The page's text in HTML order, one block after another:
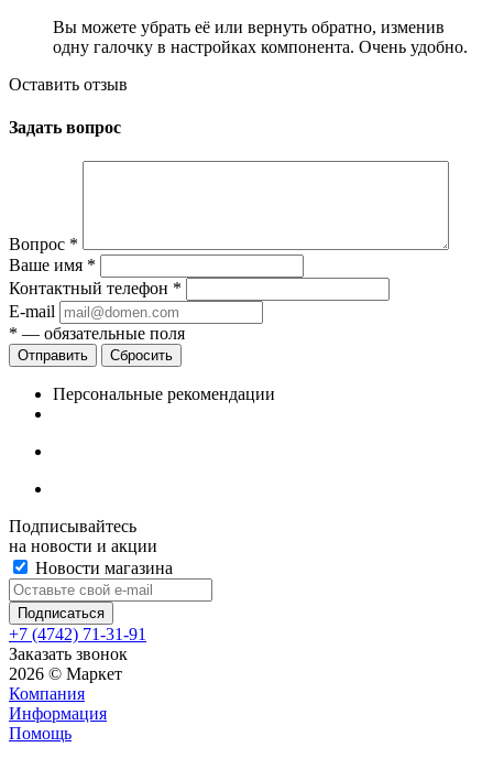
Вы можете убрать её или вернуть обратно, изменив
одну галочку в настройках компонента. Очень удобно.
Оставить отзыв
Задать вопрос
Вопрос *
Ваше имя *
Контактный телефон *
E-mail
* — обязательные поля
Сбросить
Персональные рекомендации
Подписывайтесь
на новости и акции
Новости магазина
+7 (4742) 71-31-91
Заказать звонок
2026 © Маркет
Компания
Информация
Помощь